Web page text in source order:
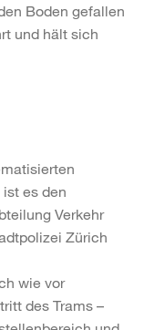
Boden gefallen
und hält sich
es den
Verkehr
Zürich
wie vor
des Trams –